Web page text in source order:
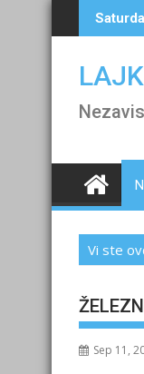
to
Vi ste
Sep 11,